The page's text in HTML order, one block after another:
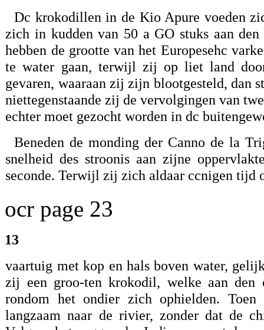
Dc krokodillen in de Kio Apure voeden
zich in kudden van 50 a GO stuks aan
hebben de grootte van het Europesehc
te water gaan, terwijl zij op liet land
gevaren, waaraan zij zijn blootgesteld, dan
niettegenstaande zij de vervolgingen van
echter moet gezocht worden in dc
Beneden de monding der Canno de la
snelheid des stroonis aan zijne
seconde. Terwijl zij zich aldaar ccnigen tijd
ocr page 23
13
vaartuig met kop en hals boven water,
zij een groo-ten krokodil, welke aan den
rondom het ondier zich ophielden.
langzaam naar de rivier, zonder dat de